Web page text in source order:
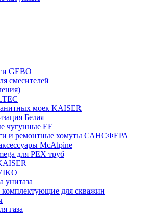
GEBO
смесителей
моек KAISER
Белая
чугунные EE
и ремонтные хомуты САНСФЕРА
McAlpine
для PEX труб
унитаза
для скважин
газа